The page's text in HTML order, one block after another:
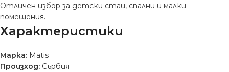
Отличен избор за детски стаи, спални и малки
помещения.
Характеристики
Марка: Matis
Произход: Сърбия